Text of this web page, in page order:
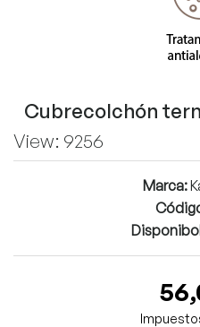
Cubrecolchón
View: 9256
Marca: